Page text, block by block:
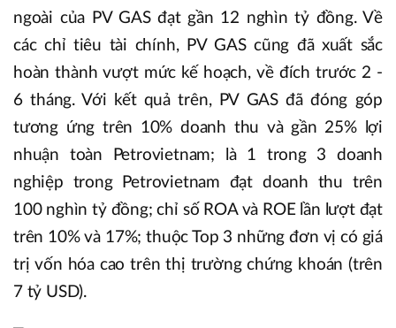
ngoài của PV GAS đạt gần 12 nghìn tỷ đồng. Về
các chỉ tiêu tài chính, PV GAS cũng đã xuất sắc
hoàn thành vượt mức kế hoạch, về đích trước 2 -
6 tháng. Với kết quả trên, PV GAS đã đóng góp
tương ứng trên 10% doanh thu và gần 25% lợi
nhuận toàn Petrovietnam; là 1 trong 3 doanh
nghiệp trong Petrovietnam đạt doanh thu trên
100 nghìn tỷ đồng; chỉ số ROA và ROE lần lượt đạt
trên 10% và 17%; thuộc Top 3 những đơn vị có giá
trị vốn hóa cao trên thị trường chứng khoán (trên
7 tỷ USD).